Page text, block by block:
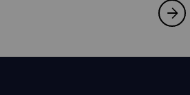
pas pourquoi